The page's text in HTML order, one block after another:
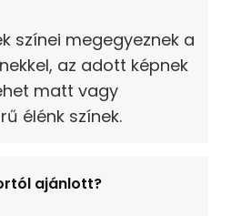
színei megegyeznek a
az adott képnek
matt vagy
élénk színek.
ajánlott?